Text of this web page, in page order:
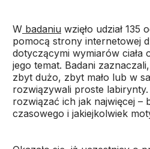
W badaniu wzięło udział
pomocą strony internetowej
dotyczącymi wymiarów ciała
jego temat. Badani
zbyt dużo, zbyt mało lub w
rozwiązywali proste labirynty.
rozwiązać ich jak najwięcej –
czasowego i jakiejkolwiek